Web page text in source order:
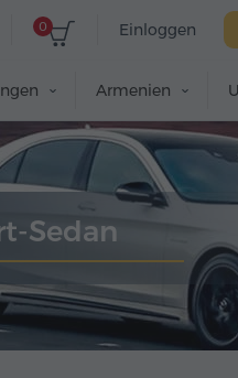
Einloggen
0
Armenien
Sedan